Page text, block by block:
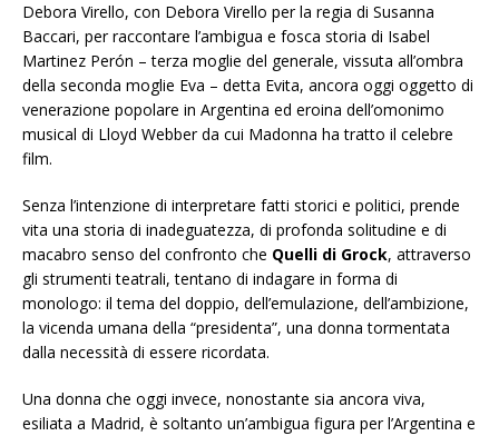
Debora Virello, con Debora Virello per la regia di Susanna
Baccari, per raccontare l’ambigua e fosca storia di Isabel
Martinez Perón – terza moglie del generale, vissuta all’ombra
della seconda moglie Eva – detta Evita, ancora oggi oggetto di
venerazione popolare in Argentina ed eroina dell’omonimo
musical di Lloyd Webber da cui Madonna ha tratto il celebre
film.
Senza l’intenzione di interpretare fatti storici e politici, prende
vita una storia di inadeguatezza, di profonda solitudine e di
macabro senso del confronto che Quelli di Grock, attraverso
gli strumenti teatrali, tentano di indagare in forma di
monologo: il tema del doppio, dell’emulazione, dell’ambizione,
la vicenda umana della “presidenta”, una donna tormentata
dalla necessità di essere ricordata.
Una donna che oggi invece, nonostante sia ancora viva,
esiliata a Madrid, è soltanto un’ambigua figura per l’Argentina e